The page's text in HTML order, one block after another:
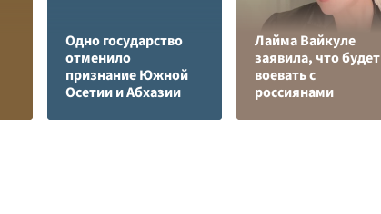
Одно государство
отменило
признание Южной
Осетии и Абхазии
Лайма Вайкуле
заявила, что будет
воевать с
россиянами